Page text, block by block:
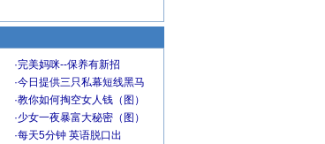
·完美妈咪--保养有新招
·今日提供三只私幕短线黑马
·教你如何掏空女人钱（图）
·少女一夜暴富大秘密（图）
·每天5分钟 英语脱口出